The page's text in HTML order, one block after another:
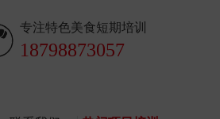
专注特色美食短期培训
18798873057